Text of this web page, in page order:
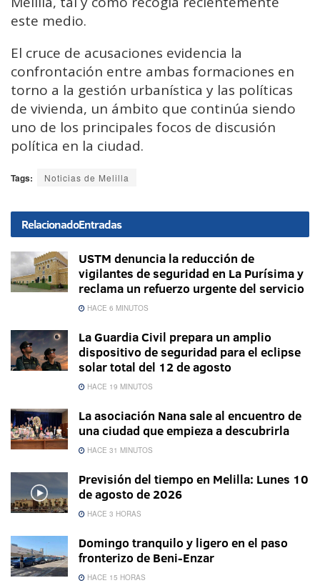
este medio.
El cruce de acusaciones evidencia la
confrontación entre ambas formaciones en
torno a la gestión urbanística y las políticas
de vivienda, un ámbito que continúa siendo
uno de los principales focos de discusión
política en la ciudad.
Tags: Noticias de Melilla
RelacionadoEntradas
USTM denuncia la reducción de
vigilantes de seguridad en La Purísima y
reclama un refuerzo urgente del servicio
HACE 6 MINUTOS
La Guardia Civil prepara un amplio
dispositivo de seguridad para el eclipse
solar total del 12 de agosto
HACE 19 MINUTOS
La asociación Nana sale al encuentro de
una ciudad que empieza a descubrirla
HACE 31 MINUTOS
Previsión del tiempo en Melilla: Lunes 10
de agosto de 2026
HACE 3 HORAS
Domingo tranquilo y ligero en el paso
fronterizo de Beni-Enzar
HACE 15 HORAS